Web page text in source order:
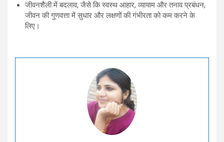
जीवनशैली में बदलाव, जैसे कि स्वस्थ आहार, व्यायाम और तनाव प्रबंधन,
जीवन की गुणवत्ता में सुधार और लक्षणों की गंभीरता को कम करने के
लिए।